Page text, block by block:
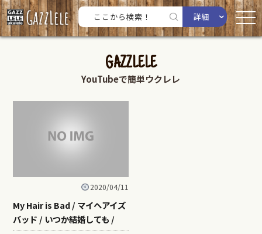
詳細
GAZZLELE
YouTubeで簡単ウクレレ
2020/04/11
My Hair is Bad / マイヘアイズ
バッド / いつか結婚しても /